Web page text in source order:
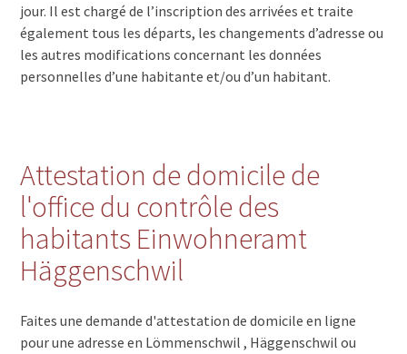
jour. Il est chargé de l’inscription des arrivées et traite
également tous les départs, les changements d’adresse ou
les autres modifications concernant les données
personnelles d’une habitante et/ou d’un habitant.
Attestation de domicile de
l'office du contrôle des
habitants Einwohneramt
Häggenschwil
Faites une demande d'attestation de domicile en ligne
pour une adresse en Lömmenschwil , Häggenschwil ou